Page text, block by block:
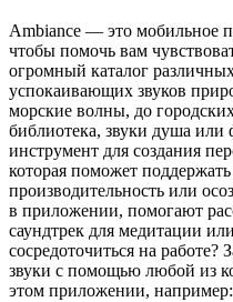
Ambiance — это мобильное
чтобы помочь вам
огромный каталог
успокаивающих звуков
морские волны, до
библиотека, звуки душа
инструмент для создания
которая поможет
производительность или
в приложении, помогают
саундтрек для медитации
сосредоточиться на
звуки с помощью любой из
этом приложении, например: